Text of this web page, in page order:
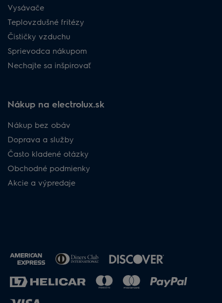
Vysávače
Teplovzdušné fritézy
Čističky vzduchu
Sprievodca nákupom
Nechajte sa inšpirovať
Nákup na electrolux.sk
Nákup bez obáv​
Doprava a služby​
​Často kladené otázky​
Obchodné podmienky​
Akcie a výpredaje